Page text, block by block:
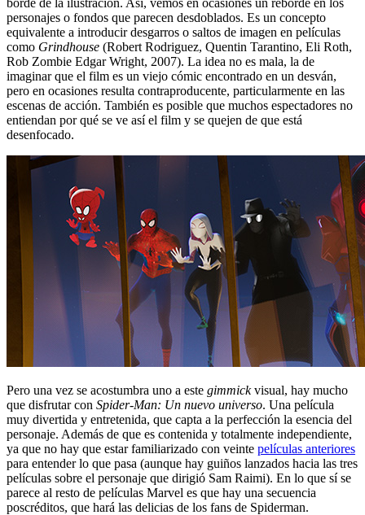
personajes o fondos que parecen desdoblados. Es un concepto
equivalente a introducir desgarros o saltos de imagen en películas
como Grindhouse (Robert Rodriguez, Quentin Tarantino, Eli Roth,
Rob Zombie Edgar Wright, 2007). La idea no es mala, la de
imaginar que el film es un viejo cómic encontrado en un desván,
pero en ocasiones resulta contraproducente, particularmente en las
escenas de acción. También es posible que muchos espectadores no
entiendan por qué se ve así el film y se quejen de que está
desenfocado.
Pero una vez se acostumbra uno a este gimmickvisual, hay mucho
que disfrutar con Spider-Man: Un nuevo universo. Una película
muy divertida y entretenida, que capta a la perfección la esencia del
personaje. Además de que es contenida y totalmente independiente,
ya que no hay que estar familiarizado con veinte películas anteriores
para entender lo que pasa (aunque hay guiños lanzados hacia las tres
películas sobre el personaje que dirigió Sam Raimi). En lo que sí se
parece al resto de películas Marvel es que hay una secuencia
poscréditos, que hará las delicias de los fans de Spiderman.